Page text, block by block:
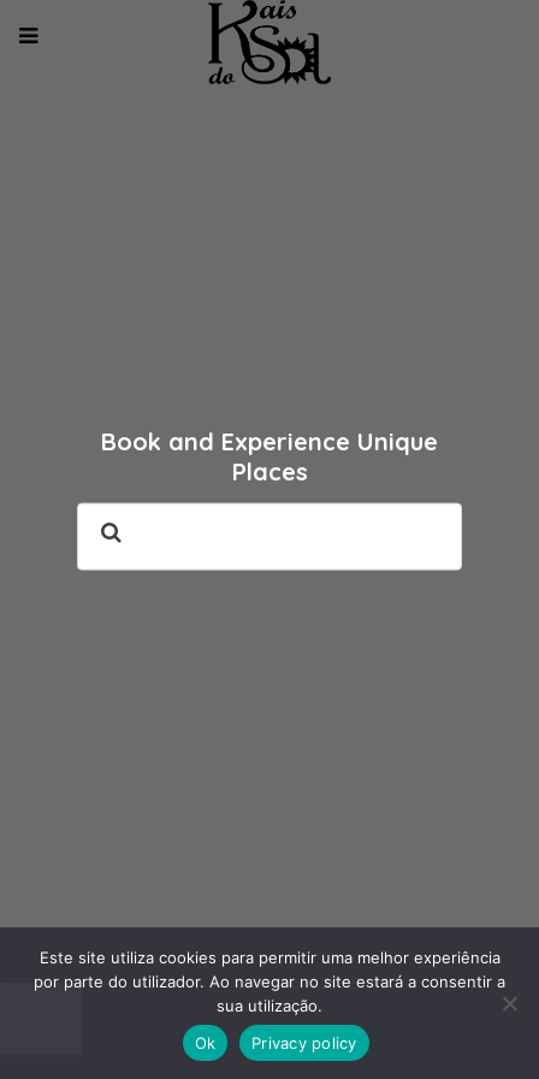
Book and Experience Unique
Places
Kais do Sol © 2022
Este site utiliza cookies para permitir uma melhor experiência
por parte do utilizador. Ao navegar no site estará a consentir a
sua utilização.
Ok
Privacy policy